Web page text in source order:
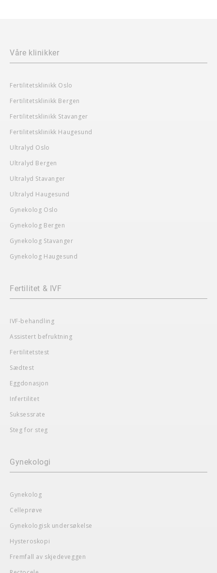
Våre klinikker
Fertilitetsklinikk Oslo
Fertilitetsklinikk Bergen
Fertilitetsklinikk Stavanger
Fertilitetsklinikk Haugesund
Ultralyd Oslo
Ultralyd Bergen
Ultralyd Stavanger
Ultralyd Haugesund
Gynekolog Oslo
Gynekolog Bergen
Gynekolog Stavanger
Gynekolog Haugesund
Fertilitet & IVF
IVF-behandling
Assistert befruktning
Fertilitetstest
Sædtest
Eggdonasjon
Infertilitet
Suksessrate
Steg for steg
Gynekologi
Gynekolog
Celleprøve
Gynekologisk undersøkelse
Hysteroskopi
Fremfall av skjedeveggen